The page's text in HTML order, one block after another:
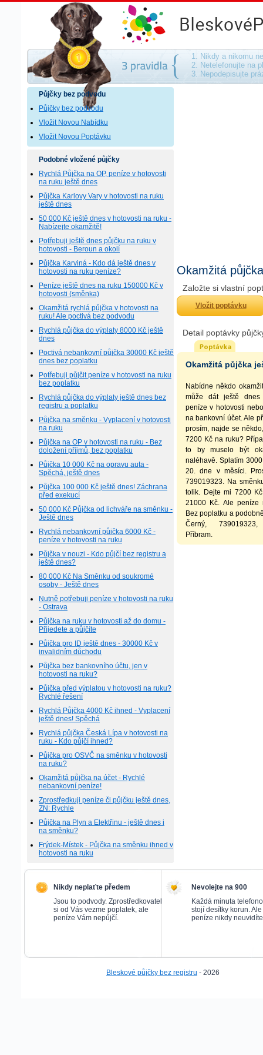
Půjčky bez podvodu - na směnku, bez
1. Nikdy a nikomu
2. Netelefonujte na
3. Nepodepisujte
Půjčky bez podvodu
Půjčky bez podvodu
Vložit Novou Nabídku
Vložit Novou Poptávku
Podobné vložené půjčky
Rychlá Půjčka na OP, peníze v hotovosti
na ruku ještě dnes
Půjčka Karlovy Vary v hotovosti na ruku
ještě dnes
50 000 Kč ještě dnes v hotovosti na ruku -
Nabízejte okamžitě!
Potřebuji ještě dnes půjčku na ruku v
hotovosti - Beroun a okolí
Půjčka Karviná - Kdo dá ještě dnes v
hotovosti na ruku peníze?
Peníze ještě dnes na ruku 150000 Kč v
hotovosti (směnka)
Okamžitá rychlá půjčka v hotovosti na
ruku! Ale poctivá bez podvodu
Rychlá půjčka do výplaty 8000 Kč ještě
dnes
Poctivá nebankovní půjčka 30000 Kč ještě
dnes bez poplatku
Potřebuji půjčit peníze v hotovosti na ruku
bez poplatku
Rychlá půjčka do výplaty ještě dnes bez
registru a poplatku
Půjčka na směnku - Vyplacení v hotovosti
na ruku
Půjčka na OP v hotovosti na ruku - Bez
doložení příjmů, bez poplatku
Půjčka 10 000 Kč na opravu auta -
Spěchá, ještě dnes
Půjčka 100 000 Kč ještě dnes! Záchrana
před exekucí
50 000 Kč Půjčka od lichváře na směnku -
Ještě dnes
Rychlá nebankovní půjčka 6000 Kč -
peníze v hotovosti na ruku
Půjčka v nouzi - Kdo půjčí bez registru a
ještě dnes?
80 000 Kč Na Směnku od soukromé
osoby - Ještě dnes
Nutně potřebuji peníze v hotovosti na ruku
- Ostrava
Půjčka na ruku v hotovosti až do domu -
Přijedete a půjčíte
Půjčka pro ID ještě dnes - 30000 Kč v
invalidním důchodu
Půjčka bez bankovního účtu, jen v
hotovosti na ruku?
Půjčka před výplatou v hotovosti na ruku?
Rychlé řešení
Rychlá Půjčka 4000 Kč ihned - Vyplacení
ještě dnes! Spěchá
Rychlá půjčka Česká Lípa v hotovosti na
ruku - Kdo půjčí ihned?
Půjčka pro OSVČ na směnku v hotovosti
na ruku?
Okamžitá půjčka na účet - Rychlé
nebankovní peníze!
Zprostředkuji peníze či půjčku ještě dnes,
ZN: Rychle
Půjčka na Plyn a Elektřinu - ještě dnes i
na směnku?
Frýdek-Místek - Půjčka na směnku ihned v
hotovosti na ruku
Okamžitá
Založte si vlastní
Vložit poptávku
Detail poptávky
Okamžitá půjčka
Nabídne někdo
může dát ještě
peníze v hotovosti
na bankovní účet. Ale
prosím, najde se
7200 Kč na ruku?
to by muselo být
naléhavě. Splatím
20. dne v měsíci.
739019323. Na
tolik. Dejte mi 7200
21000 Kč. Ale peníze
Bez poplatku a
Černý, 739019323,
Příbram.
Nikdy neplaťte předem
Jsou to podvody. Zprostředkovatel
si od Vás vezme poplatek, ale
peníze Vám nepůjčí.
Nevolejte na 900
Každá minuta
stojí desítky korun.
peníze nikdy
Bleskové půjčky bez registru - 2026